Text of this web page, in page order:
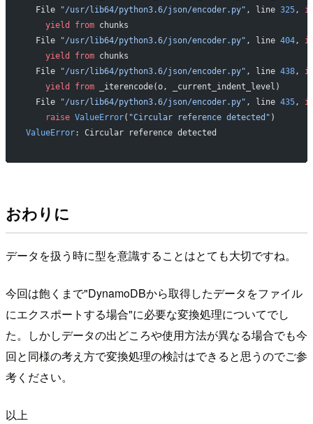
  File
"/usr/lib64/python3.6/json/encoder.py" , line 325,
    yield from
chunks
  File
"/usr/lib64/python3.6/json/encoder.py" , line 404,
    yield from
chunks
  File
"/usr/lib64/python3.6/json/encoder.py" , line 438,
    yield from
_iterencode(o, _current_indent_level)
  File
"/usr/lib64/python3.6/json/encoder.py" , line 435,
    raise
ValueError( "Circular reference detected" )
ValueError: Circular reference detected
おわりに
データを扱う時に型を意識することはとても大切ですね。
今回は飽くまで"DynamoDBから取得したデータをファイル
にエクスポートする場合"に必要な変換処理についてでし
た。しかしデータの出どころや使用方法が異なる場合でも今
回と同様の考え方で変換処理の検討はできると思うのでご参
考ください。
以上